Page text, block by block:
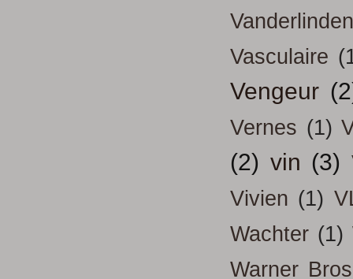
Vanderlinden
Vasculaire
Vengeur
Vernes (1)
(2) vin (3)
Vivien (1)
Wachter (1)
Warner Bros